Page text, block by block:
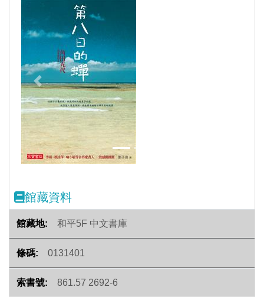
Previous
館藏資料
和平5F 中文書庫
0131401
861.57 2692-6